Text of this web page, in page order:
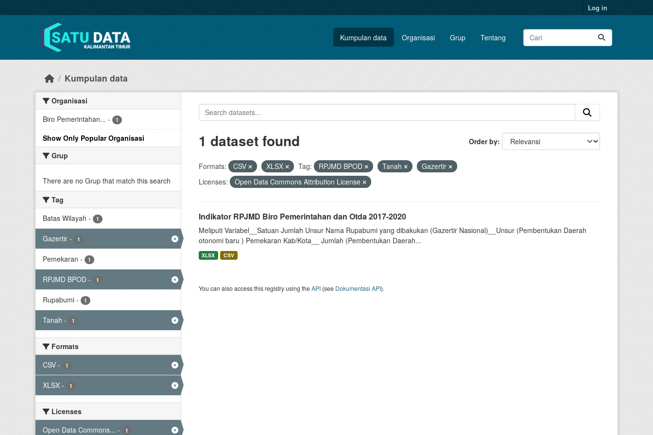
Log in
Kumpulan data Organisasi Grup Tentang
Kumpulan data
Organisasi
Biro Pemerintahan... - 1
Show Only Popular Organisasi
Grup
There are no Grup that match this search
Tag
Batas Wilayah - 1
Gazertir - 1
Pemekaran - 1
RPJMD BPOD - 1
Rupabumi - 1
Tanah - 1
Formats
CSV - 1
XLSX - 1
Licenses
Open Data Commons... - 1
Order by
1 dataset found
Formats: CSV XLSX Tag: RPJMD BPOD Tanah
Gazertir
Licenses:
Open Data Commons Attribution License
Indikator RPJMD Biro Pemerintahan dan Otda 2017-2020
Meliputi Variabel__Satuan Jumlah Unsur Nama Rupabumi yang dibakukan (Gazertir Nasional)__Unsur (Pembentukan Daerah
otonomi baru ) Pemekaran Kab/Kota__ Jumlah (Pembentukan Daerah...
XLSX CSV
You can also access this registry using theAPI(see Dokumentasi API).